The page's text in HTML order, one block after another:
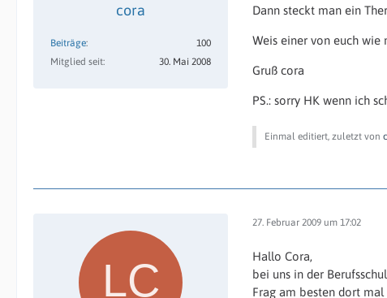
cora
Beiträge
100
Mitglied seit
30. Mai 2008
Dann steckt man ein
Weis einer von euch wie
Gruß cora
PS.: sorry HK wenn ich
Einmal editiert, zuletzt von
27. Februar 2009 um 17:02
Hallo Cora,
bei uns in der
Frag am besten dort